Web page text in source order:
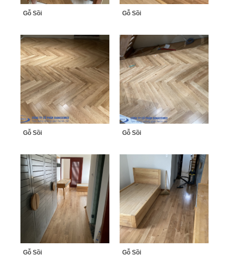
Gỗ Sồi Gỗ Sồi
Gỗ Sồi Gỗ Sồi
Gỗ Sồi Gỗ Sồi